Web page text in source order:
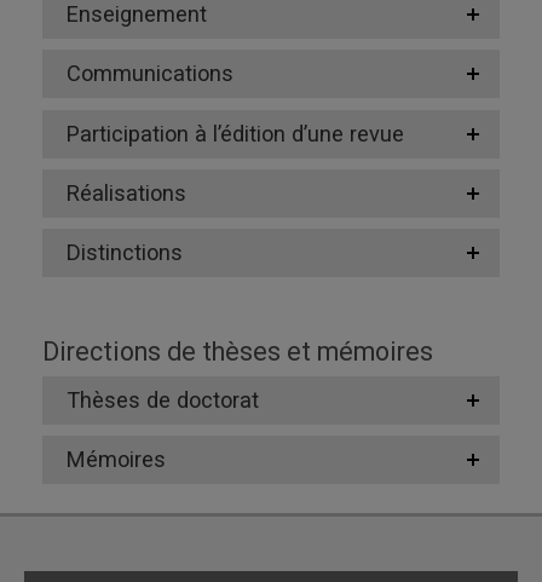
Enseignement
Communications
Participation à l’édition d’une revue
Réalisations
Distinctions
Directions de thèses et mémoires
Thèses de doctorat
Mémoires